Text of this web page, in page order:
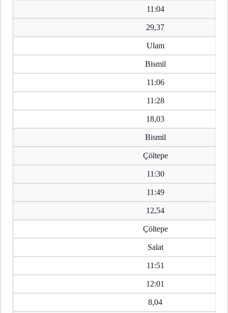
11:04
29,37
Ulam
Bismil
11:06
11:28
18,03
Bismil
Çöltepe
11:30
11:49
12,54
Çöltepe
Salat
11:51
12:01
8,04